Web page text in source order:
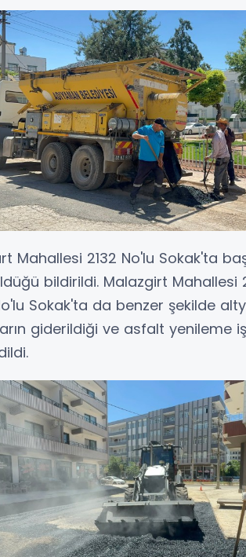
Mahallesi 2132 No'lu Sokak'ta
bildirildi. Malazgirt Mahallesi
Sokak'ta da benzer şekilde
giderildiği ve asfalt yenileme